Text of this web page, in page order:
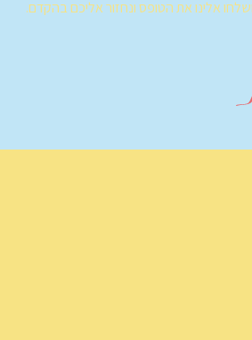
אלינו את הטופס ונחזור אליכם בהקדם.